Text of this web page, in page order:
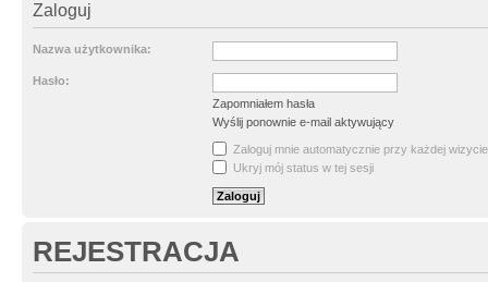
Zaloguj
Nazwa użytkownika:
Hasło:
Zapomniałem hasła
Wyślij ponownie e-mail aktywujący
Zaloguj mnie automatycznie przy każdej wizycie
Ukryj mój status w tej sesji
REJESTRACJA